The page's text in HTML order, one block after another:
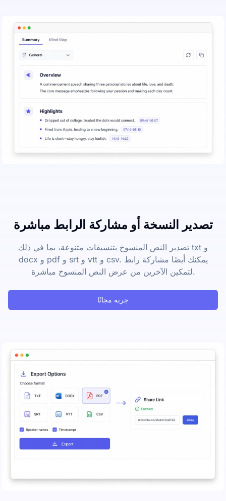
تصدير النسخة أو مشاركة الرابط مباشرة
تصدير النص المنسوخ بتنسيقات متنوعة، بما في ذلك txt و
docx و pdf و srt و vtt و csv. يمكنك أيضًا مشاركة رابط
لتمكين الآخرين من عرض النص المنسوخ مباشرة.
جربه مجانًا